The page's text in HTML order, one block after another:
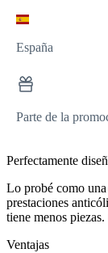
España
Parte de la
Perfectamente
Lo probé como
prestaciones
tiene menos
Ventajas